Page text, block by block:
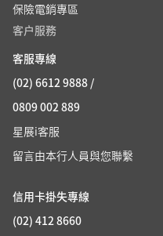
保險電銷專區
客户服務
客服專線
(02) 6612 9888 /
0809 002 889
星展i客服
留言由本行人員與您聯繫
信用卡掛失專線
(02) 412 8660